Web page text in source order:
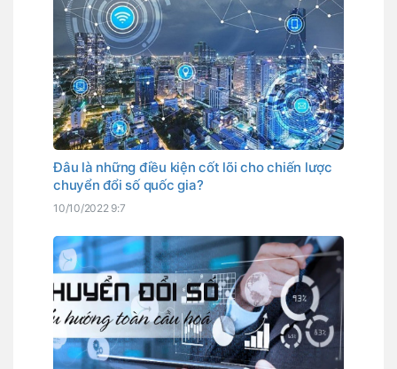
Đâu là những điều kiện cốt lõi cho chiến lược
chuyển đổi số quốc gia?
10/10/2022 9:7